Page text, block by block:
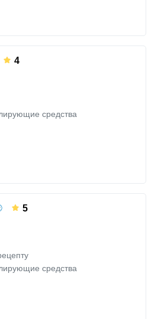
4
средства
5
средства